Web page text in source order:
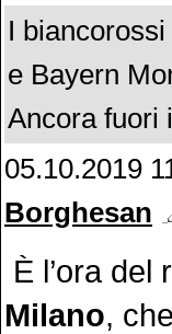
I
e Bayern
Ancora fuori
05.10.2019
Borghesan
È l’ora del
Milano,